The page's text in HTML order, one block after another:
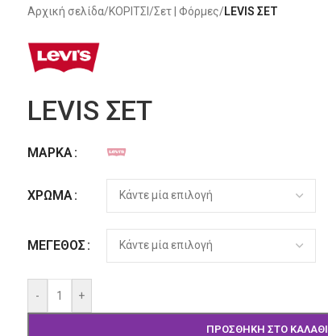
Αρχική σελίδα/ΚΟΡΙΤΣΙ /Σετ | Φόρμες/LEVIS ΣΕΤ
LEVIS ΣΕΤ
ΜΆΡΚΑ
ΧΡΏΜΑ
ΜΈΓΕΘΟΣ
- +
ΠΡΟΣΘΉΚΗ ΣΤΟ ΚΑΛΆΘΙ
Alternative: